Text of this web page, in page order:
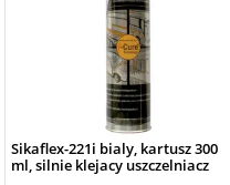
Sikaflex-221i bialy, kartusz 300
ml, silnie klejacy uszczelniacz